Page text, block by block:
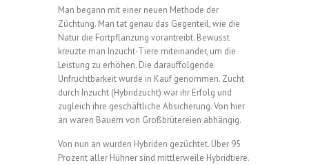
Man begann mit einer neuen Methode der
Züchtung. Man tat genau das Gegenteil, wie die
Natur die Fortpflanzung vorantreibt. Bewusst
kreuzte man Inzucht-Tiere miteinander, um die
Leistung zu erhöhen. Die darauffolgende
Unfruchtbarkeit wurde in Kauf genommen. Zucht
durch Inzucht (Hybridzucht) war ihr Erfolg und
zugleich ihre geschäftliche Absicherung. Von hier
an waren Bauern von Großbrütereien abhängig.
Von nun an wurden Hybriden gezüchtet. Über 95
Prozent aller Hühner sind mittlerweile Hybridtiere.